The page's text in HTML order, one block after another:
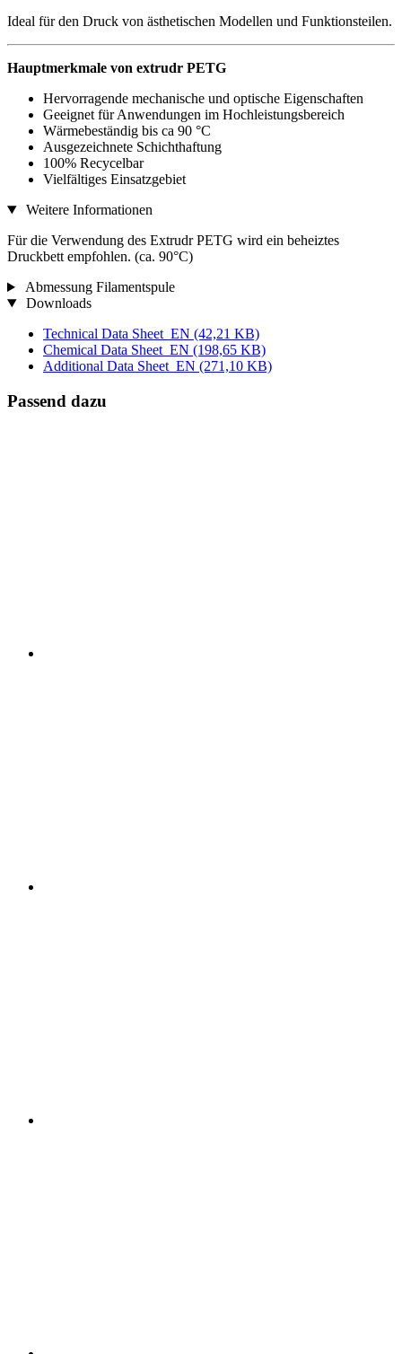
Ideal für den Druck von ästhetischen Modellen und Funktionsteilen.
Hauptmerkmale von extrudr PETG
Hervorragende mechanische und optische Eigenschaften
Geeignet für Anwendungen im Hochleistungsbereich
Wärmebeständig bis ca 90 °C
Ausgezeichnete Schichthaftung
100% Recycelbar
Vielfältiges Einsatzgebiet
Weitere Informationen
Für die Verwendung des Extrudr PETG wird ein beheiztes
Druckbett empfohlen. (ca. 90°C)
Abmessung Filamentspule
Downloads
Technical Data Sheet_EN (42,21 KB)
Chemical Data Sheet_EN (198,65 KB)
Additional Data Sheet_EN (271,10 KB)
Passend dazu